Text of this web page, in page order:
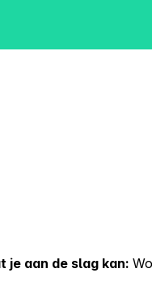
je aan de slag kan: